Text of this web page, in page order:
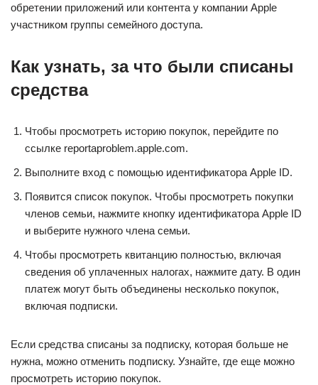
обретении приложений или контента у компании Apple
участником группы семейного доступа.
Как узнать, за что были списаны
средства
Чтобы просмотреть историю покупок, перейдите по
ссылке reportaproblem.apple.com.
Выполните вход с помощью идентификатора Apple ID.
Появится список покупок. Чтобы просмотреть покупки
членов семьи, нажмите кнопку идентификатора Apple ID
и выберите нужного члена семьи.
Чтобы просмотреть квитанцию полностью, включая
сведения об уплаченных налогах, нажмите дату. В один
платеж могут быть объединены несколько покупок,
включая подписки.
Если средства списаны за подписку, которая больше не
нужна, можно отменить подписку. Узнайте, где еще можно
просмотреть историю покупок.